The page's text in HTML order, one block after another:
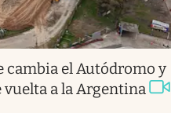
cambia el Autódromo y
vuelta a la Argentina